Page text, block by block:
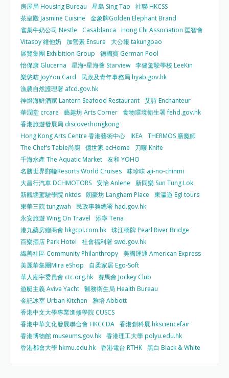
房屋局 Housing Bureau
星島 Sing Tao
社聯 HKCSS
茶皇殿 Jasmine Cuisine
金象牌Golden Elephant Brand
雀巢牛奶公司 Nestle
Casablanca
Hong Chi Association 匡智會
Vitasoy 維他奶
加營素 Ensure
大公報 takungpao
展覽集團 Exhibition Group
德國寶 German Pool
怡保康 Glucerna
星海•星海薈 Starview 李健駕駛學校 LeeKin
樂悠咭 JoyYou Card
民政及青年事務局 hyab.gov.hk
漁農自然護理署 afcd.gov.hk
神燈海鮮酒家 Lantern Seafood Restaurant 艾詩 Enchanteur
華潤堂 crcare
藝趣坊 Arts Corner 食物環境衛生署 fehd.gov.hk
香港旅遊發展局 discoverhongkong
Hong Kong Arts Centre 香港藝術中心 IKEA THERMOS 膳魔師
The Chef’s Table尚廚 億世家 ecHome
刀嘜 Knife
千海水產 The Aquatic Market 友和 YOHO
名勝世界郵輪Resorts World Cruises 味珍味 aji-no-chinmi
大昌行汽車 DCHMOTORS 安怡 Anlene
新同樂 Sun Tung Lok
新觀塘駕駛學院 nktds 朗豪坊 Langham Place
東瀛遊 Egl tours
東華三院 tungwah
民政事務總署 had.gov.hk
永安旅遊 Wing On Travel
添寧 Tena
港九藥房總商會 hkgcpl.com.hk 珠江橋牌 Pearl River Bridge
百樂酒店 Park Hotel
社會福利署 swd.gov.hk
織善社區 Community Philanthropy 美國運通 American Express
美麗華集團Mira eShop
自柔家居 Ego-Soft
華人廟宇委員會 ctc.org.hk 賽馬會 Jockey Club
遊艇主義 Aviva Yacht 醫務衛生局 Health Bureau
金記冰室 Urban Kitchen
雅培 Abbott
香港中文大學專業進修學院 CUSCS
香港中華文化發展聯合會 HKCCDA 香港創科展 hksciencefair
香港博物館 museums.gov.hk 香港理工大學 polyu.edu.hk
香港都會大學 hkmu.edu.hk 香港電台 RTHK 黑白 Black & White